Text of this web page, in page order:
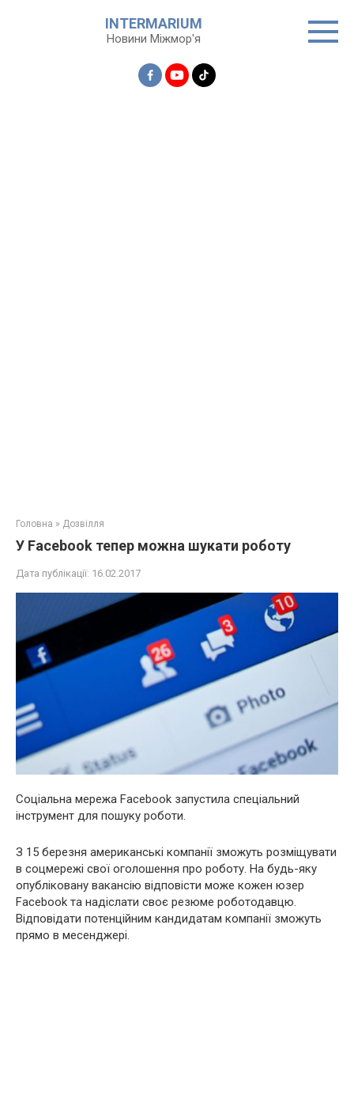
INTERMARIUM
Новини Міжмор'я
Головна » Дозвілля
У Facebook тепер можна шукати роботу
Дата публікації: 16.02.2017
Соціальна мережа Fаcebook запустила спеціальний
інструмент для пошуку роботи.
З 15 березня американські компанії зможуть розміщувати
в соцмережі свої оголошення про роботу. На будь-яку
опубліковану вакансію відповісти може кожен юзер
Facebook та надіслати своє резюме роботодавцю.
Відповідати потенційним кандидатам компанії зможуть
прямо в месенджері.